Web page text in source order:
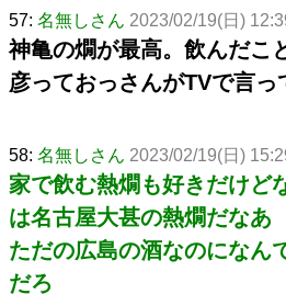
57: 名無しさん 2023/02/19(日)
神亀の燗が最高。飲んだこ
彦っておっさんがTVで言っ
58: 名無しさん 2023/02/19(日)
家で飲む熱燗も好きだけど
は名古屋大甚の熱燗だなあ
ただの広島の酒なのになん
だろ